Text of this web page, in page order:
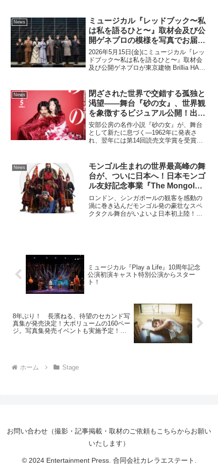
≠ME・CUTIE STREET・高嶺の
なでしこが圧巻のライブを披露！
今をときめく総勢107名のアイド
ルたちが大集結！
2025年3⽉2⽇（⽇）に『CRE...
News
ミュージカル『レッドブック〜私
は私を語るひと〜』取材会及び公
開ゲネプロの模様を写真でお届
け！
2026年5月15日(金)にミュージカル『レッ
ドブック〜私は私を語るひと〜』取材会
及び公開ゲネプロが東京建物 Brillia HALL
の模様を写真にてお届けします。...
News
閉ざされた世界で交錯する孤独と
渇望——舞台『砂の女』、世界観
を象徴するビジュアル公開！出
演：森田剛 藤間爽子 大石将弘 東
野良平 永島敬三 福田転球
安部公房の名作小説『砂の女』が、舞台
として新たに息づく―1962年に発表さ
れ、翌年には第14回読売文学賞を受賞。
の舞台表現で再構築されます。果てしな
い砂丘に囲まれた部...
News
モンゴル生まれの世界最高峰の舞
台が、ついに日本へ！日本モンゴ
ル友好記念事業『The Mongol
Khan（モンゴル・ハーン）』
ロンドン、シンガポールの観客を感動の
渦に巻き込んだモンゴル発の豪壮なスペ
クタクル舞台がいよいよ日本初上陸！！
ミュージカル『Play a Life』10周年記念
公演初演キャスト特別公演からスター
ト！
8年ぶり！ 長濱ねる、待望のセカンド写
真集が発売決定！大ボリュームの160ペー
ジ。写真集発売イベントも実施予定！
ホーム Stage
お問い合わせ（撮影・記事掲載・取材のご依頼もこちらからお願い
いたします）
© 2024 Entertainment Press. 合同会社カレラエステート.